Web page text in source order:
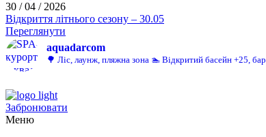
30 / 04 / 2026
Відкриття літнього сезону – 30.05
Переглянути
aquadarcom
🌳 Ліс, лаунж, пляжна зона 🏊 Відкритий басейн +25, бар
Забронювати
Меню